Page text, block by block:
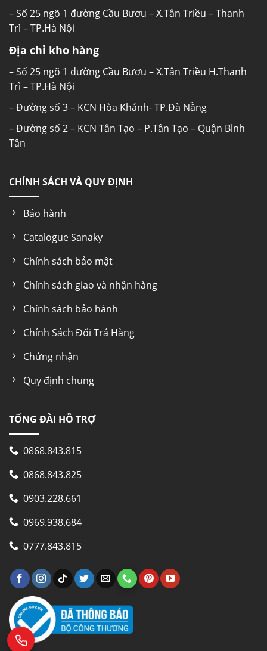
– Số 25 ngõ 1 đường Cầu Bươu – X.Tân Triều – Thanh
Trì – TP.Hà Nội
Địa chỉ kho hàng
– Số 25 ngõ 1 đường Cầu Bươu – X.Tân Triều H.Thanh
Trì – TP.Hà Nội
– Đường số 3 – KCN Hòa Khánh- TP.Đà Nẵng
– Đường số 2 – KCN Tân Tạo – P.Tân Tạo – Quận Bình
Tân
CHÍNH SÁCH VÀ QUY ĐỊNH
Bảo hành
Catalogue Sanaky
Chính sách bảo mật
Chính sách giao và nhận hàng
Chính sách bảo hành
Chính Sách Đổi Trả Hàng
Chứng nhận
Quy định chung
TỔNG ĐÀI HỖ TRỢ
0868.843.815
0868.843.825
0903.228.661
0969.938.684
0777.843.815